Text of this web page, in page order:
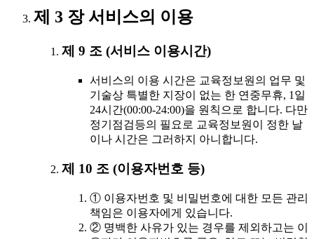
제 3 장 서비스의 이용
제 9 조 (서비스 이용시간)
서비스의 이용 시간은 교육정보원의 업무 및
기술상 특별한 지장이 없는 한 연중무휴, 1일
24시간(00:00-24:00)을 원칙으로 합니다. 다만
정기점검등의 필요로 교육정보원이 정한 날
이나 시간은 그러하지 아니합니다.
제 10 조 (이용자번호 등)
① 이용자번호 및 비밀번호에 대한 모든 관리
책임은 이용자에게 있습니다.
② 명백한 사유가 있는 경우를 제외하고는 이